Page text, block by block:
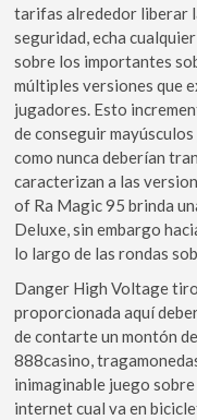
tarifas alrededor liberar
seguridad, echa
sobre los importantes
múltiples versiones que
jugadores. Esto
de conseguir
como nunca deberían
caracterizan a las
of Ra Magic 95 brinda
Deluxe, sin embargo
lo largo de las rondas
Danger High Voltage
proporcionada aquí
de contarte un montón
888casino,
inimaginable juego
internet cual va en